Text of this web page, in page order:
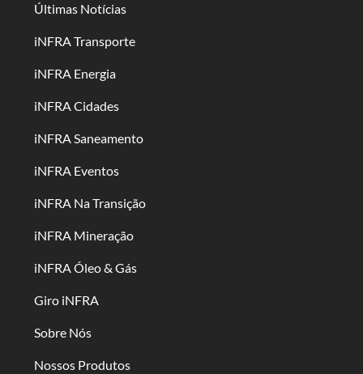
Últimas Notícias
iNFRA Transporte
iNFRA Energia
iNFRA Cidades
iNFRA Saneamento
iNFRA Eventos
iNFRA Na Transição
iNFRA Mineração
iNFRA Óleo & Gás
Giro iNFRA
Sobre Nós
Nossos Produtos